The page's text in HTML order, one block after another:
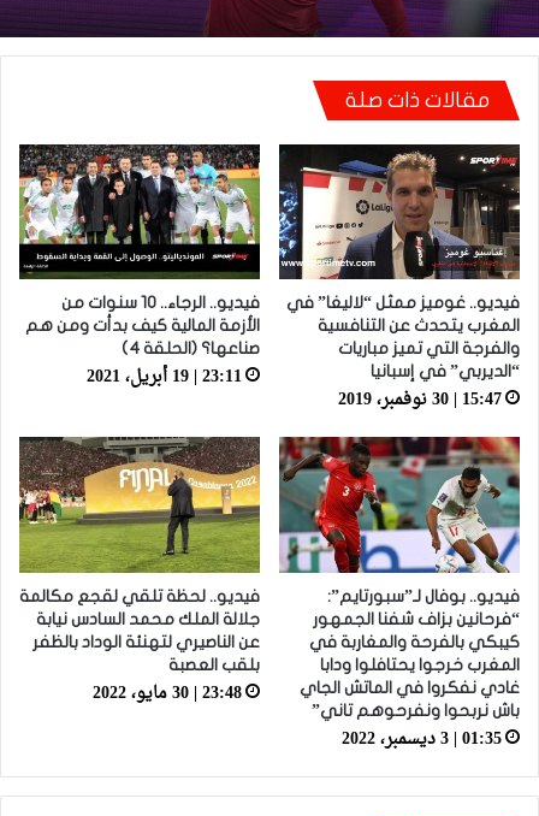
مقالات ذات صلة
فيديو.. غوميز ممثل “لاليغا” في
المغرب يتحدث عن التنافسية
والفرجة التي تميز مباريات
“الديربي” في إسبانيا
15:47 | 30 نوفمبر، 2019
فيديو.. الرجاء.. 10 سنوات من
الأزمة المالية كيف بدأت ومن هم
صناعها؟ (الحلقة 4)
23:11 | 19 أبريل، 2021
فيديو.. بوفال لـ”سبورتايم”:
“فرحانين بزاف شفنا الجمهور
كيبكي بالفرحة والمغاربة في
المغرب خرجوا يحتافلوا ودابا
غادي نفكروا في الماتش الجاي
باش نربحوا ونفرحوهم تاني”
01:35 | 3 ديسمبر، 2022
فيديو.. لحظة تلقي لقجع مكالمة
جلالة الملك محمد السادس نيابة
عن الناصيري لتهنئة الوداد بالظفر
بلقب العصبة
23:48 | 30 مايو، 2022